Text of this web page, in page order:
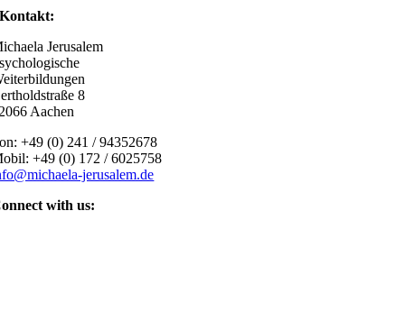
Kontakt:
Jerusalem
8
Aachen
+49 (0) 241 / 94352678
+49 (0) 172 / 6025758
jerusalem.de
with us: